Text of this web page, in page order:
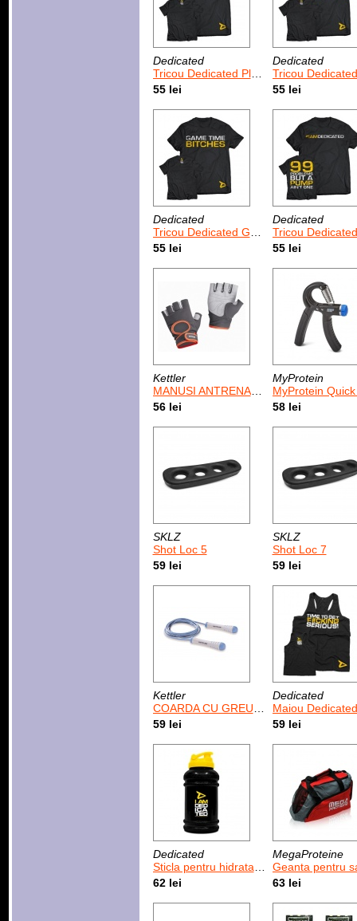
Dedicated
Tricou Dedicated Playtime Is Over
55 lei
Dedicated
Tricou Dedicated Push
55 lei
Dedicated
Tricou Dedicated Game Time
55 lei
Dedicated
Tricou Dedicated 99
55 lei
Kettler
MANUSI ANTRENAMENT FEMEI "L"
56 lei
MyProtein
MyProtein Quick Adjust Grip
58 lei
SKLZ
Shot Loc 5
59 lei
SKLZ
Shot Loc 7
59 lei
Kettler
COARDA CU GREUTATE /ALBASTRU
59 lei
Dedicated
Maiou Dedicated Time To Get
59 lei
Dedicated
Sticla pentru hidratare I am Dedicated 2.2 L
62 lei
MegaProteine
Geanta pentru sala
63 lei